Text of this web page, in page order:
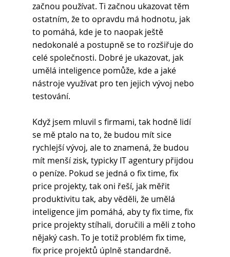
začnou používat. Ti začnou ukazovat těm
ostatním, že to opravdu má hodnotu, jak
to pomáhá, kde je to naopak ještě
nedokonalé a postupně se to rozšiřuje do
celé společnosti. Dobré je ukazovat, jak
umělá inteligence pomůže, kde a jaké
nástroje využívat pro ten jejich vývoj nebo
testování.
Když jsem mluvil s firmami, tak hodně lidí
se mě ptalo na to, že budou mít sice
rychlejší vývoj, ale to znamená, že budou
mít menší zisk, typicky IT agentury přijdou
o peníze. Pokud se jedná o fix time, fix
price projekty, tak oni řeší, jak měřit
produktivitu tak, aby věděli, že umělá
inteligence jim pomáhá, aby ty fix time, fix
price projekty stíhali, doručili a měli z toho
nějaký cash. To je totiž problém fix time,
fix price projektů úplně standardně.